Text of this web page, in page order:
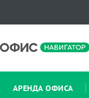
АРЕНДА ОФИСА